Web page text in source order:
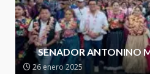
5
Sanciona
de
animal tras
16 julio 2026
SENADOR ANTONINO
26 enero 2025